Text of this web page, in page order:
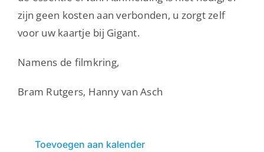
zijn geen kosten aan verbonden, u zorgt zelf
voor uw kaartje bij Gigant.
Namens de filmkring,
Bram Rutgers, Hanny van Asch
Toevoegen aan kalender